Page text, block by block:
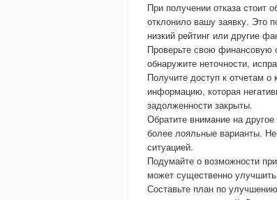
При получении отказа стоит
отклонило вашу заявку. Это
низкий рейтинг или другие
Проверьте свою финансовую
обнаружите неточности,
Получите доступ к отчетам
информацию, которая
задолженности закрыты.
Обратите внимание на
более лояльные варианты.
ситуацией.
Подумайте о возможности
может существенно
Составьте план по